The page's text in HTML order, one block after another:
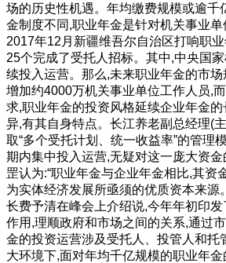
场的历史性机遇。年均缴费规模或逾千
金制度不同,职业年金是针对机关事业
2017年12月新疆维吾尔自治区打响职
25个完成了受托人招标。其中,中央国
续投入运营。那么,未来职业年金的市
增加约4000万机关事业单位工作人员,
求,职业年金的投资风格延续企业年金
异,有其自身特点。长江养老副总经理(
取“多个受托计划、统一收益率”的管
期内集中投入运营,无疑对这一庞大资
罡认为:“职业年金与企业年金相比,其
为实体经济发展所亟须的优质资本来源
长费予清在峰会上介绍说,今年年初印
作用,理顺政府和市场之间的关系,通过
金的投资运营涉及受托人、投管人和托
大环境下,面对年均千亿规模的职业年